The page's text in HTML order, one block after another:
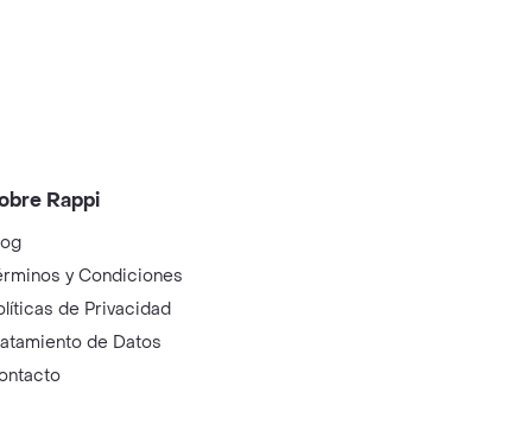
Rappi
y Condiciones
de Privacidad
de Datos